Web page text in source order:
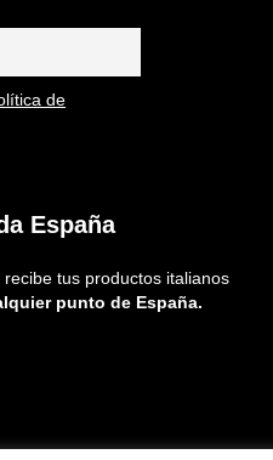
de
España
recibe tus productos italianos
punto de España.